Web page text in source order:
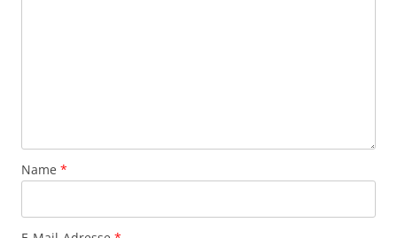
Name *